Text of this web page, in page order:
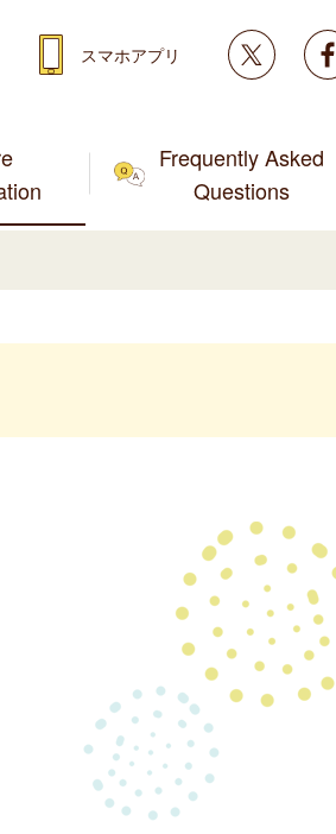
Frequently Asked
Questions
スマホアプリ Twitter